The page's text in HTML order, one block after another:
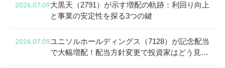
2026.07.09大黒天（2791）が示す増配の軌跡：利回り向上
と事業の安定性を探る3つの鍵
2026.07.09ユニソルホールディングス（7128）が記念配当
で大幅増配！配当方針変更で投資家はどう見る